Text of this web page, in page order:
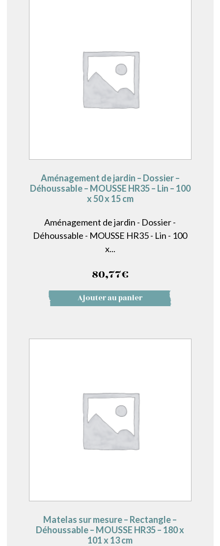
Aménagement de jardin – Dossier –
Déhoussable – MOUSSE HR35 – Lin – 100
x 50 x 15 cm
Aménagement de jardin - Dossier -
Déhoussable - MOUSSE HR35 - Lin - 100
x...
80,77€
Ajouter au panier
Matelas sur mesure – Rectangle –
Déhoussable – MOUSSE HR35 – 180 x
101 x 13 cm